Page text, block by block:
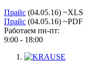
Прайс (04.05.16) ~XLS
Прайс (04.05.16) ~PDF
Работаем пн-пт:
9:00 - 18:00